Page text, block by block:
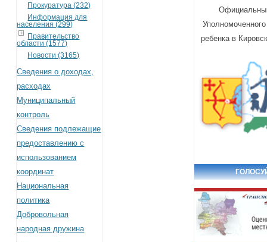
Прокуратура (232)
Информация для
населения (299)
Правительство
области (1577)
Новости (3165)
Сведения о доходах,
расходах
Муниципальный
контроль
Сведения подлежащие
предоставлению с
использованием
координат
Национальная
политика
Добровольная
народная дружина
ребенка в